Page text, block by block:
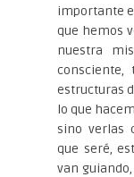
importante
que hemos
nuestra
estructuras
lo que
sino verlas
que seré,
van